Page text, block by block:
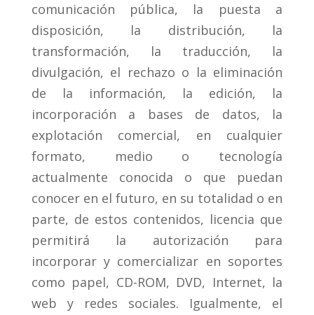
comunicación pública, la puesta a
disposición, la distribución, la
transformación, la traducción, la
divulgación, el rechazo o la eliminación
de la información, la edición, la
incorporación a bases de datos, la
explotación comercial, en cualquier
formato, medio o tecnología
actualmente conocida o que puedan
conocer en el futuro, en su totalidad o en
parte, de estos contenidos, licencia que
permitirá la autorización para
incorporar y comercializar en soportes
como papel, CD-ROM, DVD, Internet, la
web y redes sociales. Igualmente, el